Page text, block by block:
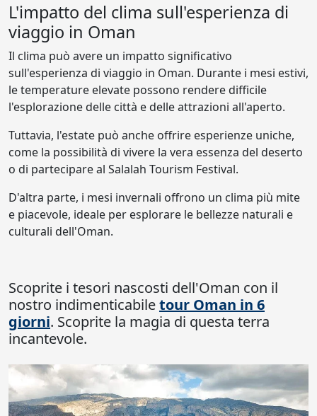
L'impatto del clima sull'esperienza di
viaggio in Oman
Il clima può avere un impatto significativo
sull'esperienza di viaggio in Oman. Durante i mesi estivi,
le temperature elevate possono rendere difficile
l'esplorazione delle città e delle attrazioni all'aperto.
Tuttavia, l'estate può anche offrire esperienze uniche,
come la possibilità di vivere la vera essenza del deserto
o di partecipare al Salalah Tourism Festival.
D'altra parte, i mesi invernali offrono un clima più mite
e piacevole, ideale per esplorare le bellezze naturali e
culturali dell'Oman.
Scoprite i tesori nascosti dell'Oman con il
nostro indimenticabiletour Oman in 6
giorni. Scoprite la magia di questa terra
incantevole.